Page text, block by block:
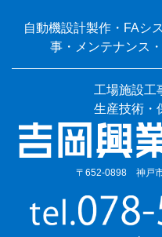
自動機設計製作・FAシ
事・メンテナンス
工場施設工
生産技術・
〒652-0898 神戸